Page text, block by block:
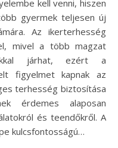
kell venni, hiszen
gyermek teljesen új
Az ikerterhesség
mivel a több magzat
járhat, ezért a
figyelmet kapnak az
terhesség biztosítása
érdemes alaposan
és teendőkről. A
kulcsfontosságú…